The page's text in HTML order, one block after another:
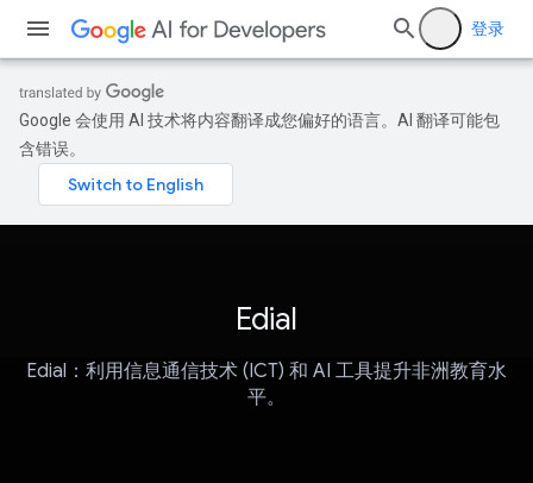
登录
Google 会使用 AI 技术将内容翻译成您偏好的语言。AI 翻译可能包
含错误。
Edial
Edial：利用信息通信技术 (ICT) 和 AI 工具提升非洲教育水
平。